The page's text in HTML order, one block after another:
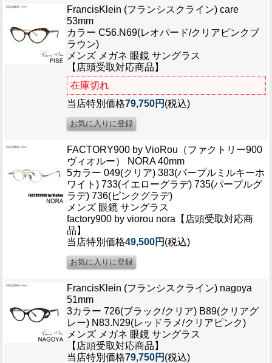
FrancisKlein (フランシスクライン) care
53mm
カラー C56.N69(レオパード/クリアピンクブ
ラウン)
メンズ メガネ 眼鏡 サングラス
【店頭受取対応商品】
在庫切れ
当店特別価格79,750円 (税込)
FACTORY900 by VioRou（ファクトリー900
ヴィオルー） NORA 40mm
5カラー 049(クリア) 383(パープルミルキーホ
ワイト) 733(イエローグラデ) 735(パープルグ
ラデ) 736(ピンクグラデ)
メンズ 眼鏡 サングラス
factory900 by viorou nora【店頭受取対応商
品】
当店特別価格49,500円 (税込)
FrancisKlein (フランシスクライン) nagoya
51mm
3カラー 726(ブラック/クリア) B89(クリアグ
レー) N83.N29(レッドラメ/クリアピンク)
メンズ メガネ 眼鏡 サングラス
【店頭受取対応商品】
当店特別価格79,750円 (税込)